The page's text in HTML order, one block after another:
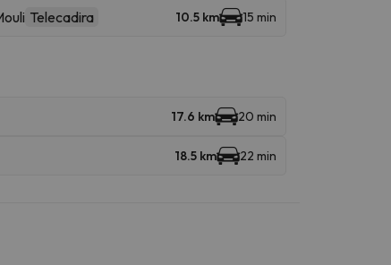
Telecadira 10.5 km 15 min
17.6 km 20 min
18.5 km 22 min